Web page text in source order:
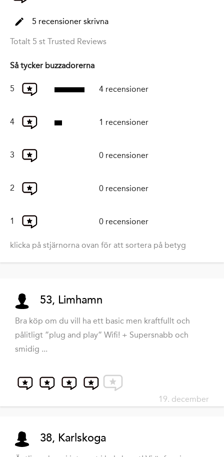
5 recensioner skrivna
Totalt 5 st Trusted Reviews
Så tycker buzzadorerna
5 4 recensioner
4 1 recensioner
3 0 recensioner
2 0 recensioner
1 0 recensioner
klicka på stjärnorna ovan för att sortera på betyg
53, Limhamn
Bra köp om du vill ha ett basic men kraftfullt och
pålitligt ”plug and play” Wifi! + Supersnabb och
smidig ...
19. december
38, Karlskoga